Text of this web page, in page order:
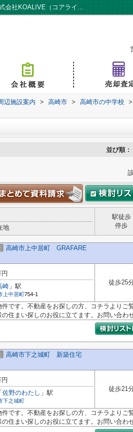
高崎市立佐野中学校周辺の物件一覧｜高崎市・前橋市の新築戸建て｜株式会社KOALIVE（コアライブ）
辺施設案内 > 高崎市 > 高崎市の中学校 >
並び順：
地
駅徒歩
停歩
高崎市上中居町 GRAFARE
崎 」駅
上中居町754-1
徒歩25
です。不動産をお探しの方、コチラよりご
住まい探しのお役に立てます。お問い合わ
高崎市下之城町 新築住宅
「 佐野のわたし 」駅
下之城町
徒歩21
です。不動産をお探しの方、コチラよりご
住まい探しのお役に立てます。お問い合わ